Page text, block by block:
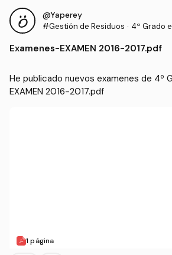
@Yaperey
#Gestión de Residuos · 4º Grado
Examenes-EXAMEN 2016-2017.pdf
He publicado nuevos examenes de 4º
EXAMEN 2016-2017.pdf
1 página